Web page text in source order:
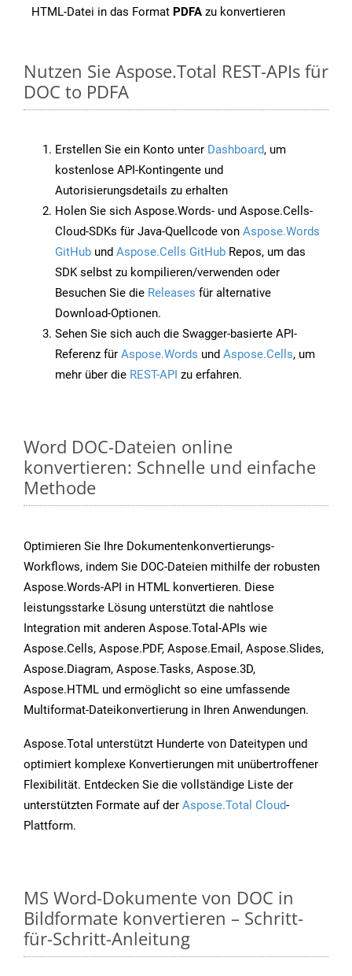
HTML-Datei in das Format PDFA zu konvertieren
Nutzen Sie Aspose.Total REST-APIs für
DOC to PDFA
Erstellen Sie ein Konto unter Dashboard, um
kostenlose API-Kontingente und
Autorisierungsdetails zu erhalten
Holen Sie sich Aspose.Words- und Aspose.Cells-
Cloud-SDKs für Java-Quellcode von Aspose.Words
GitHub und Aspose.Cells GitHub Repos, um das
SDK selbst zu kompilieren/verwenden oder
Besuchen Sie die Releases für alternative
Download-Optionen.
Sehen Sie sich auch die Swagger-basierte API-
Referenz für Aspose.Words und Aspose.Cells, um
mehr über die REST-API zu erfahren.
Word DOC-Dateien online
konvertieren: Schnelle und einfache
Methode
Optimieren Sie Ihre Dokumentenkonvertierungs-
Workflows, indem Sie DOC-Dateien mithilfe der robusten
Aspose.Words-API in HTML konvertieren. Diese
leistungsstarke Lösung unterstützt die nahtlose
Integration mit anderen Aspose.Total-APIs wie
Aspose.Cells, Aspose.PDF, Aspose.Email, Aspose.Slides,
Aspose.Diagram, Aspose.Tasks, Aspose.3D,
Aspose.HTML und ermöglicht so eine umfassende
Multiformat-Dateikonvertierung in Ihren Anwendungen.
Aspose.Total unterstützt Hunderte von Dateitypen und
optimiert komplexe Konvertierungen mit unübertroffener
Flexibilität. Entdecken Sie die vollständige Liste der
unterstützten Formate auf der Aspose.Total Cloud-
Plattform.
MS Word-Dokumente von DOC in
Bildformate konvertieren – Schritt-
für-Schritt-Anleitung